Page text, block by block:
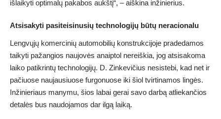
išlaikyti optimalų pakabos aukštį“, – aiškina inžinierius.
Atsisakyti pasiteisinusių technologijų būtų neracionalu
Lengvųjų komercinių automobilių konstrukcijoje pradedamos
taikyti pažangios naujovės anaiptol nereiškia, jog atsisakoma
laiko patikrintų technologijų. D. Zinkevičius nesistebi, kad net ir
pačiuose naujausiuose furgonuose iki šiol tvirtinamos lingės.
Inžinieriaus manymu, šios labai gerai savo darbą atliekančios
detalės bus naudojamos dar ilgą laiką.